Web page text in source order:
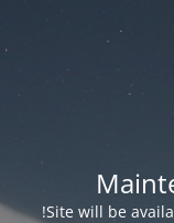
Site will be